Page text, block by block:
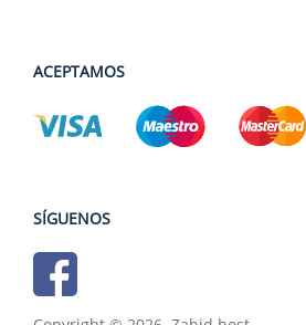
ACEPTAMOS
SÍGUENOS